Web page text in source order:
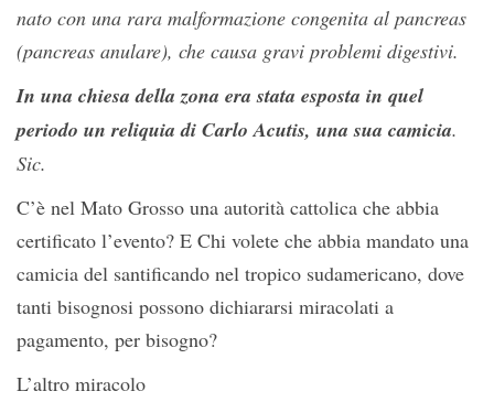
nato con una rara malformazione congenita al pancreas
(pancreas anulare), che causa gravi problemi digestivi.
In una chiesa della zona era stata esposta in quel
periodo un reliquia di Carlo Acutis, una sua camicia.
Sic.
C’è nel Mato Grosso una autorità cattolica che abbia
certificato l’evento? E Chi volete che abbia mandato una
camicia del santificando nel tropico sudamericano, dove
tanti bisognosi possono dichiararsi miracolati a
pagamento, per bisogno?
L’altro miracolo